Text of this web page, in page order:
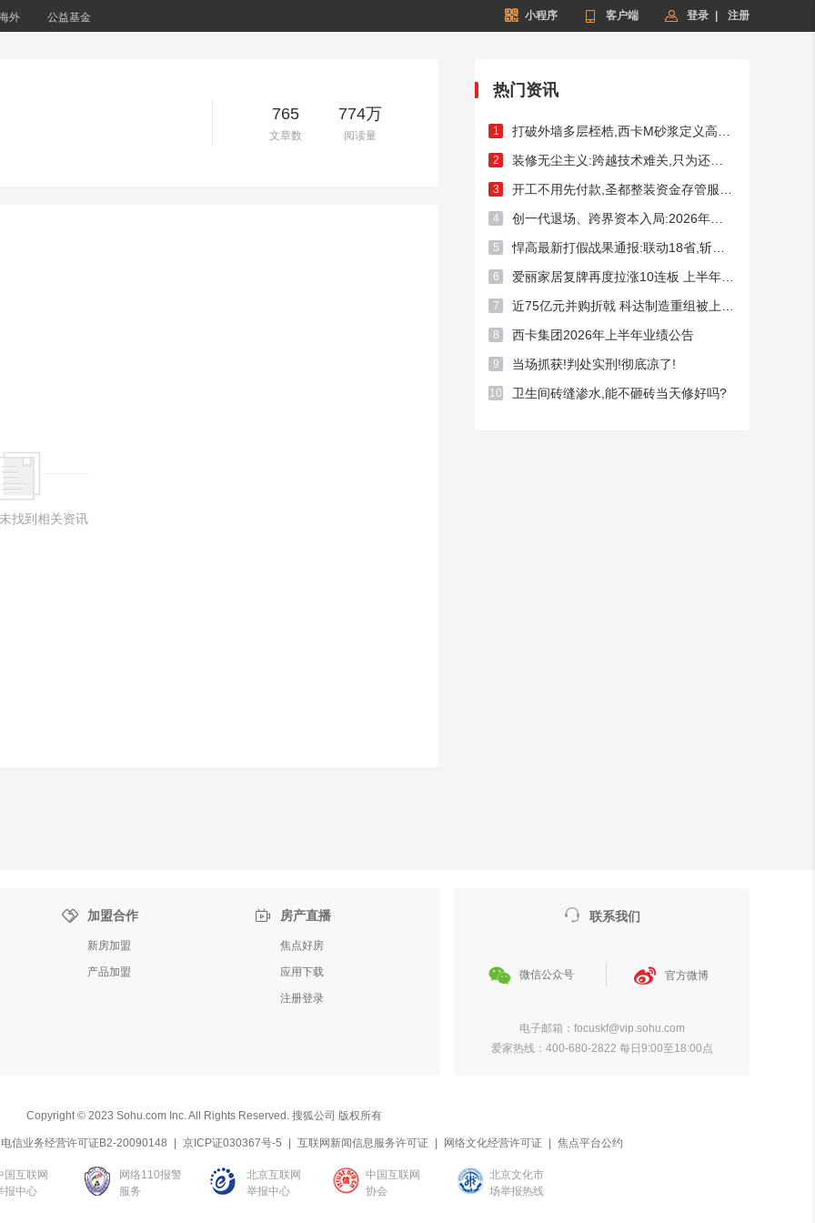
外 公益基金  小程序  客户端  登录 注册
765
文章数
774万
阅读量
找到相关资讯
热门资讯
1
2
3
4
5
6
7
8 西卡集团2026年上半年业绩公告
9 当场抓获!判处实刑!彻底凉了!
10 卫生间砖缝渗水,能不砸砖当天修好吗?
 加盟合作
新房加盟
产品加盟
 房产直播
焦点好房
应用下载
注册登录
 联系我们
 微信公众号  官方微博
电子邮箱：focuskf@vip.sohu.com
爱家热线：400-680-2822 每日9:00至18:00点
Copyright©2023 Sohu.com Inc. All Rights Reserved. 搜狐公司 版权所有
信业务经营许可证B2-20090148 京ICP证030367号-5 互联网新闻信息服务许可证 网络文化经营许可证 焦点平台公约
国互联网
报中心
网络110报警
服务
北京互联网
举报中心
中国互联网
协会
北京文化市
场举报热线